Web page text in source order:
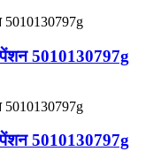
5010130797g
5010130797g